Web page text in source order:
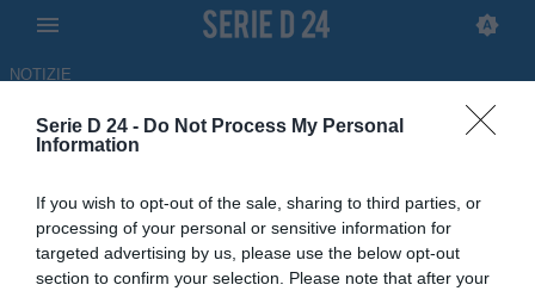
Serie D 24 - Do Not Process My Personal
Information
If you wish to opt-out of the sale, sharing to third parties, or
processing of your personal or sensitive information for
targeted advertising by us, please use the below opt-out
section to confirm your selection. Please note that after your
NOTIZIE
Monastir, Zanda: “Fatto un
miracolo. Stiamo realizzando la
portata dell’impresa"
INTERVISTA